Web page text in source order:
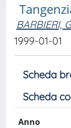
BARBIERI,
1999-01-01
Scheda
Scheda
Anno